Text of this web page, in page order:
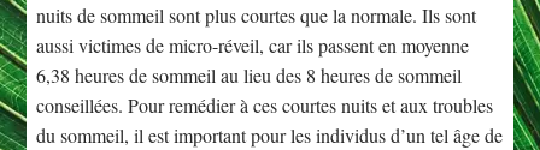
nuits de sommeil sont plus courtes que la normale. Ils sont
aussi victimes de micro-réveil, car ils passent en moyenne
6,38 heures de sommeil au lieu des 8 heures de sommeil
conseillées. Pour remédier à ces courtes nuits et aux troubles
du sommeil, il est important pour les individus d’un tel âge de